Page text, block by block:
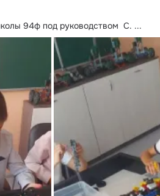
94ф под руководством  С. ...